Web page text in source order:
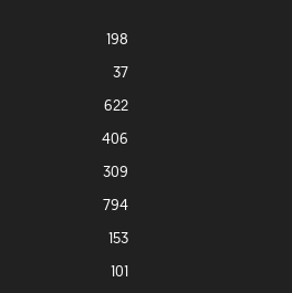
198
37
622
406
309
794
153
101